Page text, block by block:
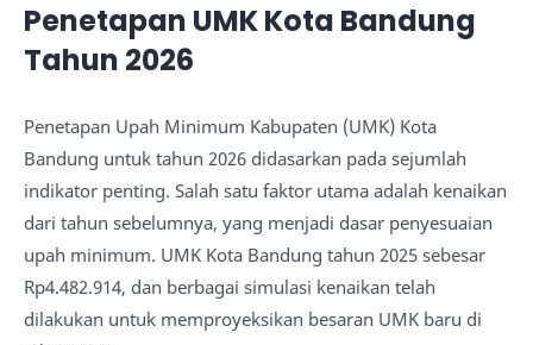
Penetapan UMK Kota Bandung
Tahun 2026
Penetapan Upah Minimum Kabupaten (UMK) Kota
Bandung untuk tahun 2026 didasarkan pada sejumlah
indikator penting. Salah satu faktor utama adalah kenaikan
dari tahun sebelumnya, yang menjadi dasar penyesuaian
upah minimum. UMK Kota Bandung tahun 2025 sebesar
Rp4.482.914, dan berbagai simulasi kenaikan telah
dilakukan untuk memproyeksikan besaran UMK baru di